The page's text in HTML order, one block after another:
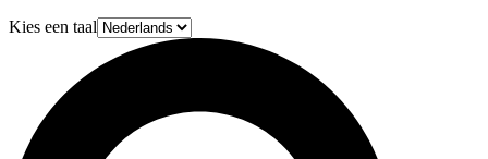
Kies een taal